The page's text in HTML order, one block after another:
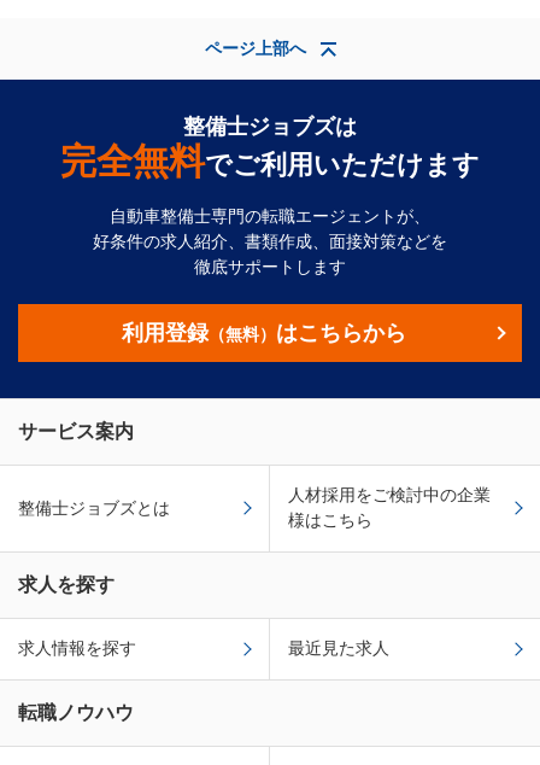
ページ上部へ
整備士ジョブズは
完全無料でご利用いただけます
自動車整備士専門の転職エージェントが、
好条件の求人紹介、書類作成、面接対策などを
徹底サポートします
利用登録（無料） はこちらから
サービス案内
整備士ジョブズとは
人材採用をご検討中の企業
様はこちら
求人を探す
求人情報を探す 最近見た求人
転職ノウハウ